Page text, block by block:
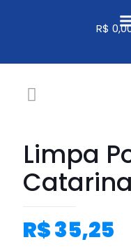
R$
Limpa
R$35,25